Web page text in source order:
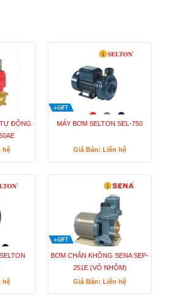
ĐỘNG
hệ
MÁY BƠM SELTON SEL-750
Giá Bán: Liên hệ
hệ
BƠM CHÂN KHÔNG SENA SEP-
251E (VỎ NHÔM)
Giá Bán: Liên hệ